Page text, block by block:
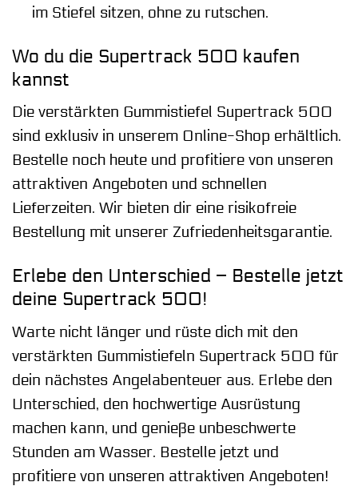
im Stiefel sitzen, ohne zu rutschen.
Wo du die Supertrack 500 kaufen
kannst
Die verstärkten Gummistiefel Supertrack 500
sind exklusiv in unserem Online-Shop erhältlich.
Bestelle noch heute und profitiere von unseren
attraktiven Angeboten und schnellen
Lieferzeiten. Wir bieten dir eine risikofreie
Bestellung mit unserer Zufriedenheitsgarantie.
Erlebe den Unterschied – Bestelle jetzt
deine Supertrack 500!
Warte nicht länger und rüste dich mit den
verstärkten Gummistiefeln Supertrack 500 für
dein nächstes Angelabenteuer aus. Erlebe den
Unterschied, den hochwertige Ausrüstung
machen kann, und genieße unbeschwerte
Stunden am Wasser. Bestelle jetzt und
profitiere von unseren attraktiven Angeboten!